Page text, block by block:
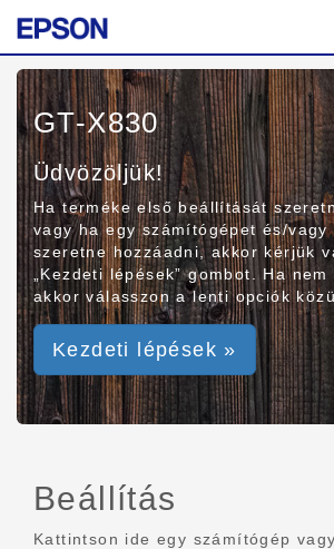
GT-X830
Üdvözöljük!
Ha terméke első beállítását
vagy ha egy számítógépet és/vagy
szeretne hozzáadni, akkor kérjük
„Kezdeti lépések” gombot. Ha
akkor válasszon a lenti opciók
Kezdeti lépések »
Beállítás
Kattintson ide egy számítógép